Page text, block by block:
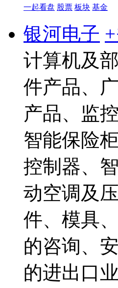
一起看盘 股票 板块 基金
银河电子
计算机及
件产品、
产品、监
智能保险
控制器、
动空调及
件、模具
的咨询、
的进出口